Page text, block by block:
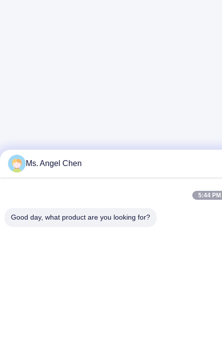
Ms. Angel Chen
5:44 PM
Good day, what product are you looking for?